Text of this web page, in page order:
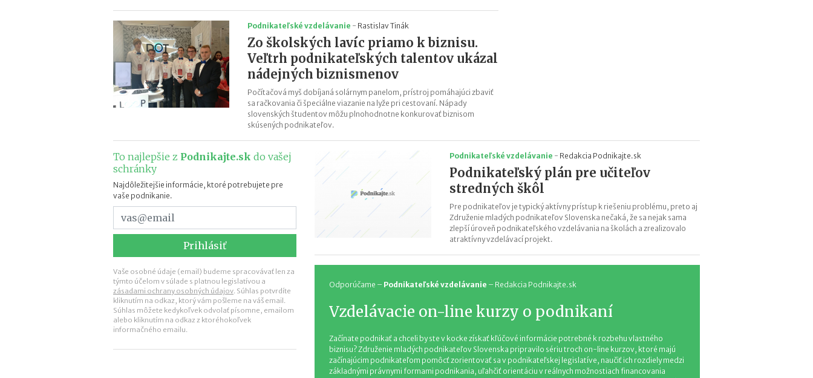
s
i
2
2
6
:
e
b
n
a
j
v
Podnikateľské vzdelávanie - Rastislav Tinák
Zo školských lavíc priamo k biznisu.
Veľtrh podnikateľských talentov ukázal
nádejných biznismenov
Počítačová myš dobíjaná solárnym panelom, prístroj pomáhajúci zbaviť
sa račkovania či špeciálne viazanie na lyže pri cestovaní. Nápady
slovenských študentov môžu plnohodnotne konkurovať biznisom
skúsených podnikateľov.
To najlepšie z Podnikajte.sk do vašej
schránky
Najdôležitejšie informácie, ktoré potrebujete pre
vaše podnikanie.
Vaše osobné údaje (email) budeme spracovávať len za
týmto účelom v súlade s platnou legislatívou a
zásadami ochrany osobných údajov. Súhlas potvrdíte
kliknutím na odkaz, ktorý vám pošleme na váš email.
Súhlas môžete kedykoľvek odvolať písomne, emailom
alebo kliknutím na odkaz z ktoréhokoľvek
informačného emailu.
Podnikateľské vzdelávanie - Redakcia Podnikajte.sk
Podnikateľský plán pre učiteľov
stredných škôl
Pre podnikateľov je typický aktívny prístup k riešeniu problému, preto aj
Združenie mladých podnikateľov Slovenska nečaká, že sa nejak sama
zlepší úroveň podnikateľského vzdelávania na školách a zrealizovalo
atraktívny vzdelávací projekt.
Odporúčame – Podnikateľské vzdelávanie – Redakcia Podnikajte.sk
Vzdelávacie on-line kurzy o podnikaní
Začínate podnikať a chceli by ste v kocke získať kľúčové informácie potrebné k rozbehu vlastného
biznisu? Združenie mladých podnikateľov Slovenska pripravilo sériu troch on-line kurzov, ktoré majú
začínajúcim podnikateľom pomôcť zorientovať sa v podnikateľskej legislatíve, naučiť ich rozdiely medzi
základnými právnymi formami podnikania, uľahčiť orientáciu v reálnych možnostiach financovania